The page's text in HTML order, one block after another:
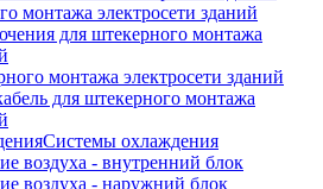
монтажа электросети зданий
для штекерного монтажа
монтажа электросети зданий
для штекерного монтажа
Системы охлаждения
воздуха - внутренний блок
воздуха - наружний блок